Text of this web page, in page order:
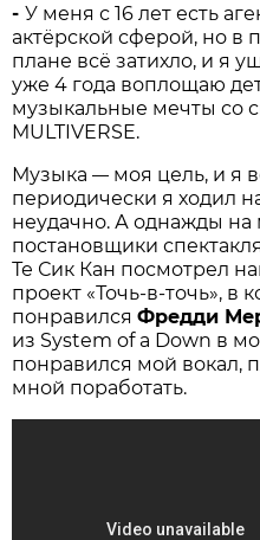
-У меня с 16 лет есть
актёрской сферой, но в
плане всё затихло, и я
уже 4 года воплощаю
музыкальные мечты со
MULTIVERSE.
Музыка— моя цель, и я
периодически я ходил
неудачно. А однажды
постановщики
Те Сик Кан посмотрел
проект «Точь-в-точь», в
понравилсяФредди
из System of a Down в
понравился мой вокал,
мной поработать.